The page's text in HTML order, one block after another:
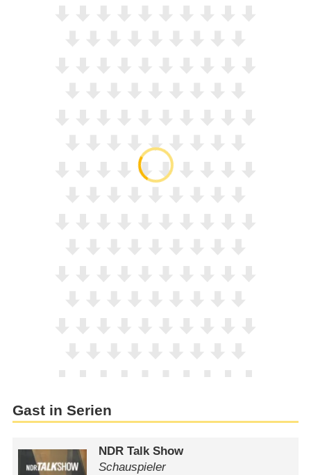
Gast in Serien
NDR Talk Show
Schauspieler